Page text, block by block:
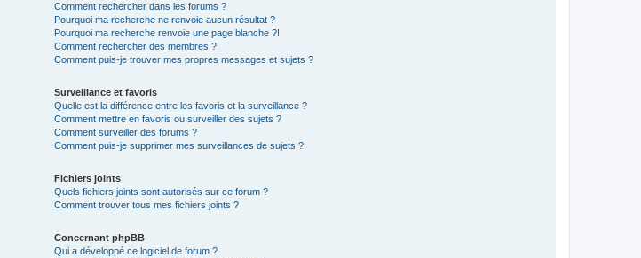
Comment rechercher dans les forums ?
Pourquoi ma recherche ne renvoie aucun résultat ?
Pourquoi ma recherche renvoie une page blanche ?!
Comment rechercher des membres ?
Comment puis-je trouver mes propres messages et sujets ?
Surveillance et favoris
Quelle est la différence entre les favoris et la surveillance ?
Comment mettre en favoris ou surveiller des sujets ?
Comment surveiller des forums ?
Comment puis-je supprimer mes surveillances de sujets ?
Fichiers joints
Quels fichiers joints sont autorisés sur ce forum ?
Comment trouver tous mes fichiers joints ?
Concernant phpBB
Qui a développé ce logiciel de forum ?